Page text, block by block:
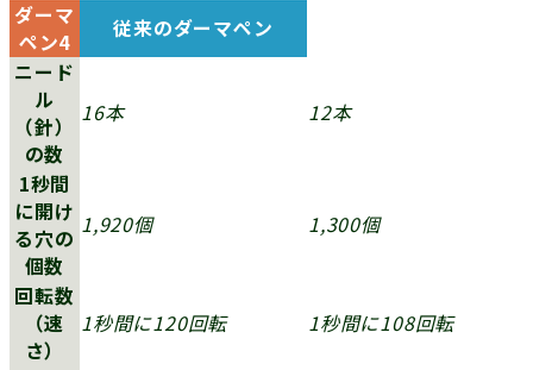
ダーマ
ペン4
従来のダーマペン
ニード
ル
（針）
の数
16本 12本
1秒間
に開け
る穴の
個数
1,920個 1,300個
回転数
（速
さ）
1秒間に120回転 1秒間に108回転